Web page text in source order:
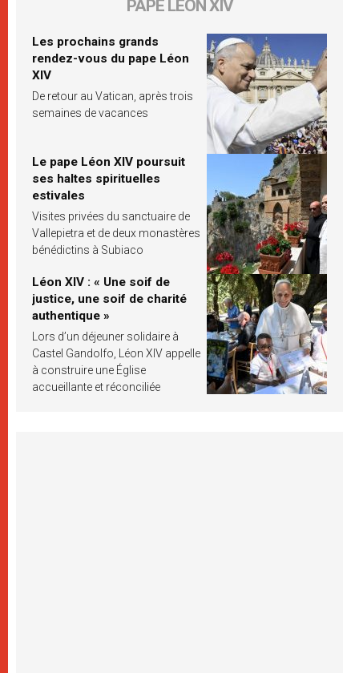
PAPE LÉON XIV
Les prochains grands
rendez-vous du pape Léon
XIV
De retour au Vatican, après trois
semaines de vacances
Le pape Léon XIV poursuit
ses haltes spirituelles
estivales
Visites privées du sanctuaire de
Vallepietra et de deux monastères
bénédictins à Subiaco
Léon XIV : « Une soif de
justice, une soif de charité
authentique »
Lors d’un déjeuner solidaire à
Castel Gandolfo, Léon XIV appelle
à construire une Église
accueillante et réconciliée